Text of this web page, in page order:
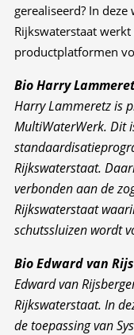
gerealiseerd? In
Rijkswaterstaat
productplatformen
Bio Harry
Harry Lammeretz is
MultiWaterWerk. Dit
Rijkswaterstaat.
verbonden aan de
Rijkswaterstaat
schutssluizen wordt
Bio Edward van
Edward van
Rijkswaterstaat. In
de toepassing van